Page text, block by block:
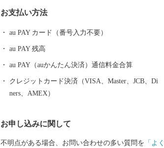
原町ふるさと特産品でお楽しみください。 心やすらぐ
ぬくもりのある「ハートのまち」宇治田原町 町の形
くりをすすめています。宇治田原町にはおおらかで暖
かい空気感、豊かな自然がもたらす小さな幸せ（ハー
ト）があふれています。ハート形の展望台やお寺のハ
お支払い方法
au PAY カード（番号入力不要）
au PAY 残高
au PAY（auかんたん決済）通信料金合算
クレジットカード決済（VISA、Master、JCB、Di
ners、AMEX）
お申し込みに関して
不明点がある場合、お問い合わせの多い質問を 「よく